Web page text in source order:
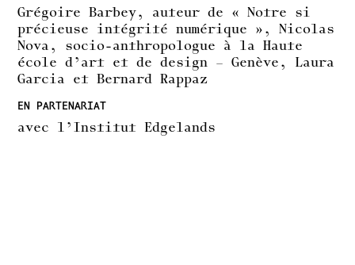
Grégoire Barbey, auteur de « Notre si
précieuse intégrité numérique », Nicolas
Nova, socio-anthropologue à la Haute
école d’art et de design – Genève, Laura
Garcia et Bernard Rappaz
EN PARTENARIAT
avec l’Institut Edgelands